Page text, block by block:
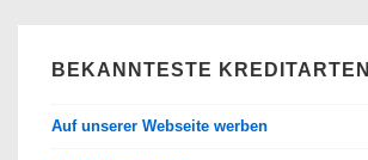
BEKANNTESTE KREDITARTEN
Auf unserer Webseite werben